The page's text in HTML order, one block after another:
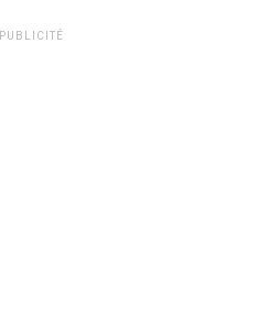
PUBLICITÉ